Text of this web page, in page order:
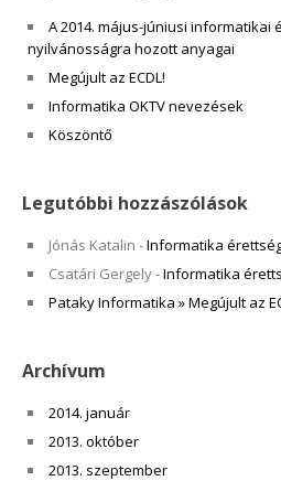
A 2014. május-júniusi informatikai
nyilvánosságra hozott anyagai
Megújult az ECDL!
Informatika OKTV nevezések
Köszöntő
Legutóbbi hozzászólások
Jónás Katalin -Informatika
Csatári Gergely-Informatika
Pataky Informatika » Megújult az
Archívum
2014. január
2013. október
2013. szeptember